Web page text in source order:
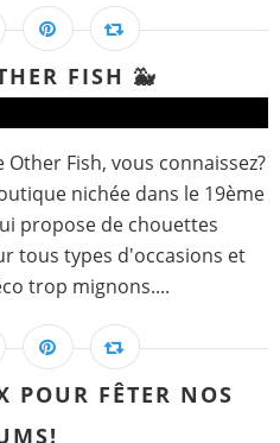
FISH 🐳
Other Fish, vous connaissez?
nichée dans le 19ème
propose de chouettes
tous types d'occasions et
trop mignons....
POUR FÊTER NOS